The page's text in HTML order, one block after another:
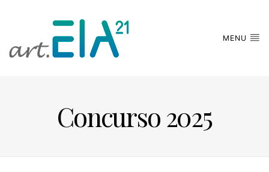
MENU
Concurso 2025